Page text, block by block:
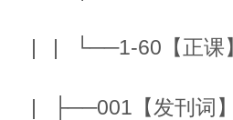
| | └──1-60【正课
| ├──001【发刊词